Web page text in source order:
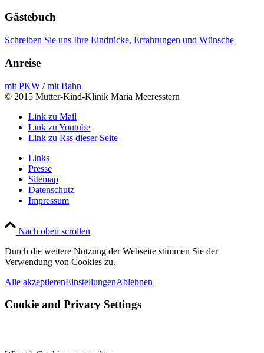
Gästebuch
Schreiben Sie uns Ihre Eindrücke, Erfahrungen und Wünsche
Anreise
mit PKW /mit Bahn
© 2015 Mutter-Kind-Klinik Maria Meeresstern
Link zu Mail
Link zu Youtube
Link zu Rss dieser Seite
Links
Presse
Sitemap
Datenschutz
Impressum
Nach oben scrollen
Durch die weitere Nutzung der Webseite stimmen Sie der
Verwendung von Cookies zu.
Alle akzeptierenEinstellungenAblehnen
Cookie and Privacy Settings